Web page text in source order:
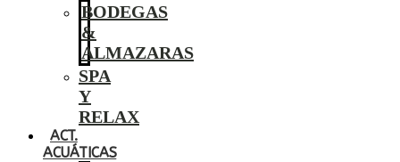
BODEGAS
&
ALMAZARAS
SPA
Y
RELAX
ACT.
ACUÁTICAS